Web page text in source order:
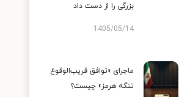
بزرگی را از دست داد
1405/05/14
ماجرای «توافق قریب‌الوقوع
تنگه هرمز» چیست؟